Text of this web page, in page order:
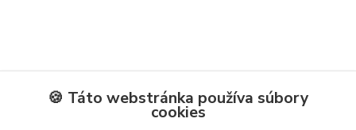
🍪 Táto webstránka používa súbory
cookies